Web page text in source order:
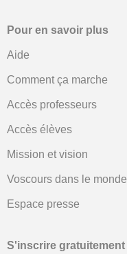
Pour en savoir plus
Aide
Comment ça marche
Accès professeurs
Accès élèves
Mission et vision
Voscours dans le monde
Espace presse
S'inscrire gratuitement